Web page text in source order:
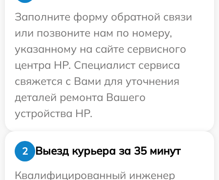
Заполните форму обратной связи
или позвоните нам по номеру,
указанному на сайте сервисного
центра HP. Специалист сервиса
свяжется с Вами для уточнения
деталей ремонта Вашего
устройства HP.
2
Выезд курьера за 35 минут
Квалифицированный инженер